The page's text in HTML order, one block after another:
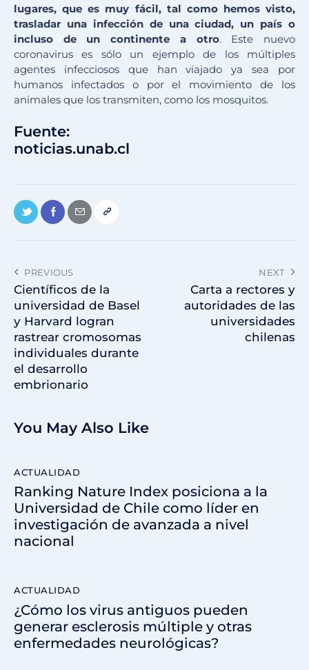
lugares, que es muy fácil, tal como hemos visto,
trasladar una infección de una ciudad, un país o
incluso de un continente a otro. Este nuevo
coronavirus es sólo un ejemplo de los múltiples
agentes infecciosos que han viajado ya sea por
humanos infectados o por el movimiento de los
animales que los transmiten, como los mosquitos.
Fuente:
noticias.unab.cl
PREVIOUS
Científicos de la
universidad de Basel
y Harvard logran
rastrear cromosomas
individuales durante
el desarrollo
embrionario
NEXT
Carta a rectores y
autoridades de las
universidades
chilenas
You May Also Like
ACTUALIDAD
Ranking Nature Index posiciona a la
Universidad de Chile como líder en
investigación de avanzada a nivel
nacional
ACTUALIDAD
¿Cómo los virus antiguos pueden
generar esclerosis múltiple y otras
enfermedades neurológicas?